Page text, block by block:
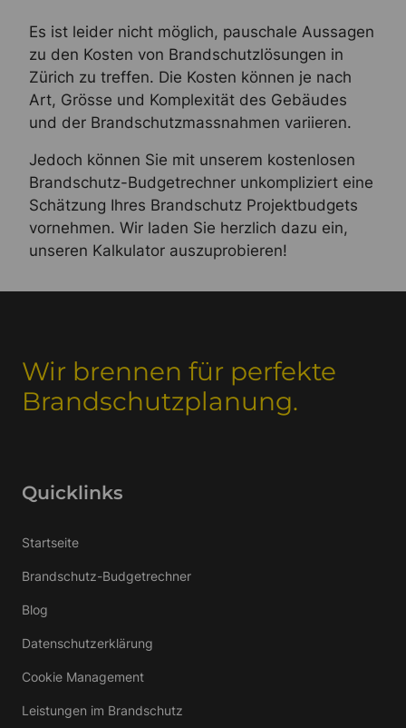
Es ist leider nicht möglich, pauschale Aussagen
zu den Kosten von Brandschutzlösungen in
Zürich zu treffen. Die Kosten können je nach
Art, Grösse und Komplexität des Gebäudes
und der Brandschutzmassnahmen variieren.
Jedoch können Sie mit unserem kostenlosen
Brandschutz-Budgetrechner unkompliziert eine
Schätzung Ihres Brandschutz Projektbudgets
vornehmen. Wir laden Sie herzlich dazu ein,
unseren Kalkulator auszuprobieren!
Wir brennen für perfekte
Brandschutzplanung.
Quicklinks
Startseite
Brandschutz-Budgetrechner
Blog
Datenschutzerklärung
Cookie Management
Leistungen im Brandschutz